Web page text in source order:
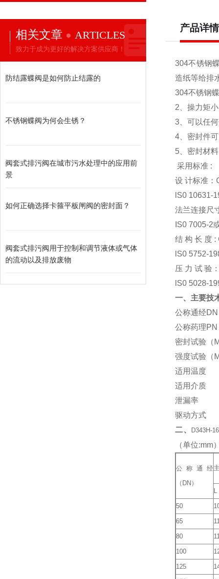
相关文章 ARTICLES
致力于成为更好的解决方案供应商！
防结露蝶阀是如何防止结露的
不锈钢蝶阀为何会生锈？
阀套式排污阀在城市污水处理中的应用前
景
如何正确选择卡箍平板闸阀的密封面？
阀套式排污阀用于控制和调节液体或气体
的流动以及排放废物
产品详情
304不锈钢
造纸等给排
304不锈钢
2、操力矩
3、可以任
4、密封件
5、密封材
采用标准 :
设 计标准：
lS0 10631-
法兰连接尺
IS0 7005-2
结 构 长 度 :
lS0 5752-
压 力 试 验
lS0 5028-
一、 主要技
公称通经
公称药理
密封试验（
强度试验（
适用温度
适用介质
泄漏率
驱动方式
二、
D343H-
（单位:mm
公称通经
（DN）
L
50
65
80
100
125